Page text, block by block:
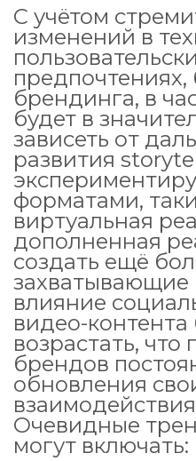
С учётом
изменений в
брендинга, в
будет в
зависеть от
развития
форматами,
виртуальная
дополненная
создать ещё
захватывающие
влияние
видео-контента
возрастать, что
брендов
обновления
Очевидные
могут включать: